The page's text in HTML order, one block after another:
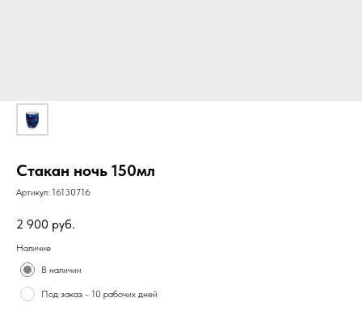
Стакан ночь 150мл
Артикул: 16130716
2 900 руб.
Наличие
В наличии
Под заказ - 10 рабочих дней